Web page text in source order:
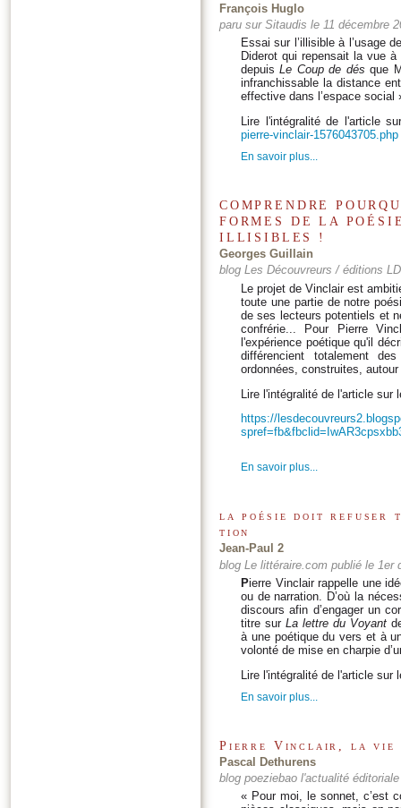
François Huglo
paru sur Sitaudis le 11 décembre
Essai sur l’illisible à l’usage
Diderot qui repensait la vue
depuisLe Coup de dés que
infranchissable la distance
effective dans l’espace social
Lire l'intégralité de l'article
pierre-vinclair-1576043705.php
En savoir plus...
COMPRENDRE
FORMES DE LA
ILLISIBLES !
Georges Guillain
blog Les Découvreurs / éditions
Le projet de Vinclair est
toute une partie de notre
de ses lecteurs potentiels et
confrérie... Pour Pierre
l'expérience poétique qu'il
différencient totalement
ordonnées, construites,
Lire l'intégralité de l'article sur
https://
En savoir plus...
la poé­sie doit refu­ser
tion
Jean-Paul 2
blog Le littéraire.com publié le 1er
Pierre Vin­clair rap­pelle une
ou de nar­ra­tion. D’où la
dis­cours afin d’engager un
titre sur La lettre du Voyant
à une poé­tique du vers et à
volonté de mise en char­pie
Lire l'intégralité de l'article
En savoir plus...
Pierre Vinclair, la vie
Pascal Dethurens
blog poeziebao l'actualité
« Pour moi, le sonnet, c’est